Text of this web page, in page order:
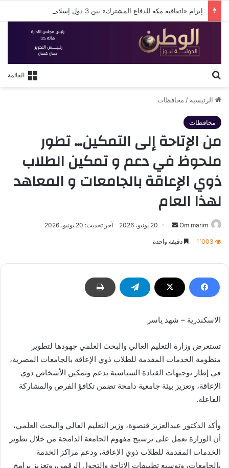
إبرام «اتفاقية مكة للدفاع المشترك» بين 3 دول إسلامية
القائمة
الرئيسية / محافظات
محافظات
من الإتاحة إلى التمكين… تطور
ملحوظ في دعم و تمكين الطلاب
ذوي الإعاقة بالجامعات و المعاهد
لهذا العام
Om marim
أرسل 20 يونيو، 2026 آخر تحديث: 20 يونيو، 2026
1٬003 دقيقة واحدة
الاسكندرية – شهد ياسر
تستعرض وزارة التعليم العالي والبحث العلمي جهودها لتطوير
منظومة الخدمات المقدمة للطلاب ذوي الإعاقة بالجامعات المصرية،
في إطار توجيهات القيادة السياسية بدعم وتمكين الأشخاص ذوي
الإعاقة، وتعزيز بيئة جامعية دامجة تضمن تكافؤ الفرص والمشاركة
الفاعلة.
وأكد الدكتور عبدالعزيز قنصوة، وزير التعليم العالي والبحث العلمي،
أن الوزارة تعمل على ترسيخ مفهوم الجامعة الدامجة من خلال تطوير
الخدمات المقدمة للطلاب ذوي الإعاقة، ودعم مراكز الخدمة
بالجامعات، وتوسيع تطبيقات الإتاحة والتحول الرقمي، وتعزيز برامج